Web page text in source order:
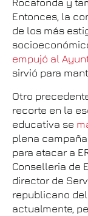
Rocafonda y
Entonces, la
de los más
empujó al
sirvió para
Otro
recorte en la
educativa se
plena
para atacar a
Conselleria de
director de
republicano
actualmente,